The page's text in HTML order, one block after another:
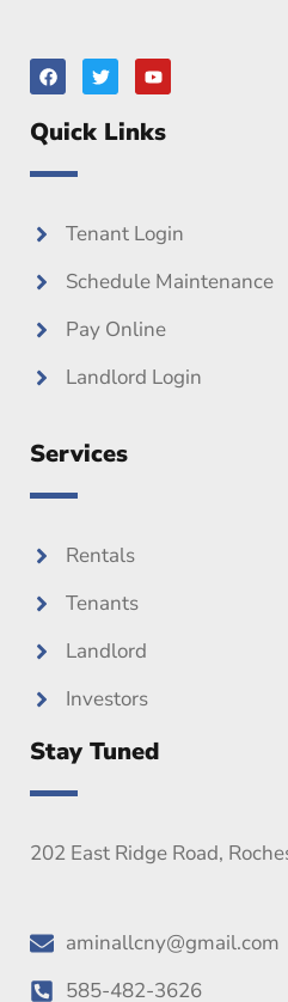
F
a
c
e
b
o
T
w
i
Y
o
u
u
Quick Links
Tenant Login
Schedule Maintenance
Pay Online
Landlord Login
Services
Rentals
Tenants
Landlord
Investors
Stay Tuned
202 East Ridge Road,
aminallcny@gmail.com
585-482-3626